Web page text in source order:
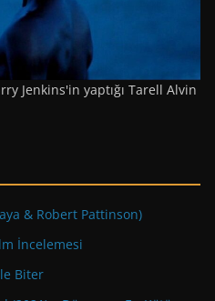
Jenkins'in yaptığı Tarell Alvin
& Robert Pattinson)
İncelemesi
Biter